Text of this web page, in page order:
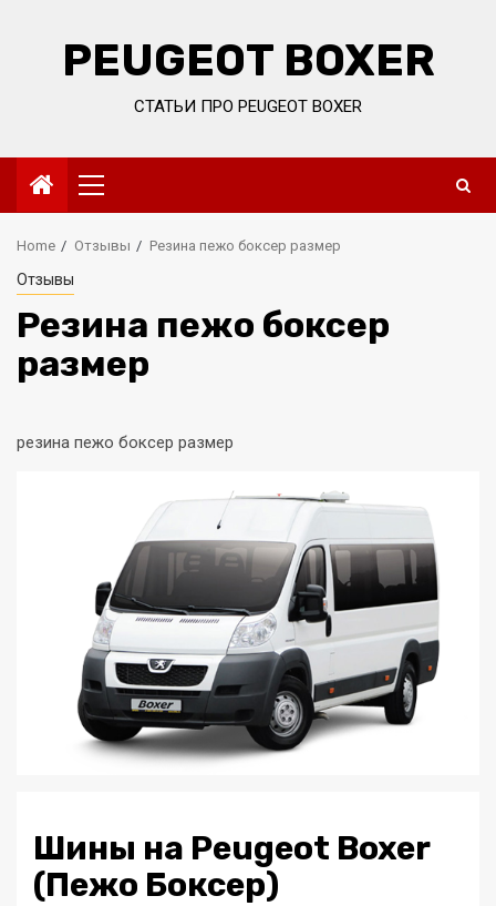
PEUGEOT BOXER
СТАТЬИ ПРО PEUGEOT BOXER
Primary
Menu
Home Отзывы Резина пежо боксер размер
Отзывы
Резина пежо боксер
размер
резина пежо боксер размер
Шины на Peugeot Boxer
(Пежо Боксер)